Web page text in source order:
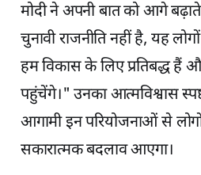
मोदी ने अपनी बात को आगे
चुनावी राजनीति नहीं है, यह
हम विकास के लिए प्रतिबद्ध
पहुंचेंगे।" उनका आत्मविश्वास
आगामी इन परियोजनाओं से
सकारात्मक बदलाव आएगा।